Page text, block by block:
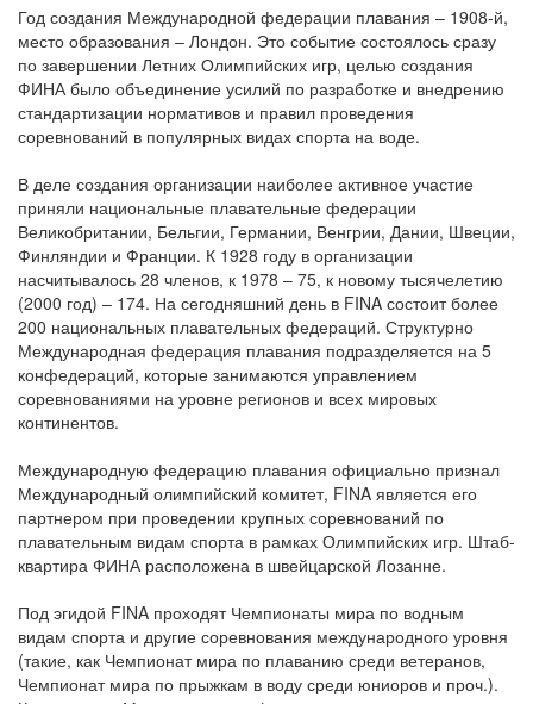
Год создания Международной федерации плавания – 1908-й,
место образования – Лондон. Это событие состоялось сразу
по завершении Летних Олимпийских игр, целью создания
ФИНА было объединение усилий по разработке и внедрению
стандартизации нормативов и правил проведения
соревнований в популярных видах спорта на воде.
В деле создания организации наиболее активное участие
приняли национальные плавательные федерации
Великобритании, Бельгии, Германии, Венгрии, Дании, Швеции,
Финляндии и Франции. К 1928 году в организации
насчитывалось 28 членов, к 1978 – 75, к новому тысячелетию
(2000 год) – 174. На сегодняшний день в FINA состоит более
200 национальных плавательных федераций. Структурно
Международная федерация плавания подразделяется на 5
конфедераций, которые занимаются управлением
соревнованиями на уровне регионов и всех мировых
континентов.
Международную федерацию плавания официально признал
Международный олимпийский комитет, FINA является его
партнером при проведении крупных соревнований по
плавательным видам спорта в рамках Олимпийских игр. Штаб-
квартира ФИНА расположена в швейцарской Лозанне.
Под эгидой FINA проходят Чемпионаты мира по водным
видам спорта и другие соревнования международного уровня
(такие, как Чемпионат мира по плаванию среди ветеранов,
Чемпионат мира по прыжкам в воду среди юниоров и проч.).